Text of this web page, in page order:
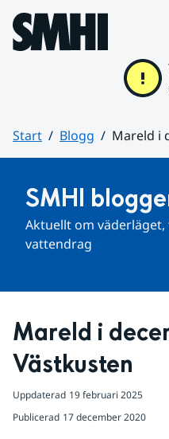
Hoppa till sidans innehåll
Start Blogg
Mareld i
SMHI
Aktuellt om
vattendrag
Mareld i
Västkusten
Uppdaterad 19 februari 2025
Publicerad 17 december 2020